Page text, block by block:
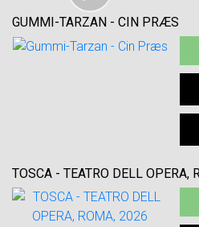
GUMMI-TARZAN - CIN PRÆS
TOSCA - TEATRO DELL OPERA,